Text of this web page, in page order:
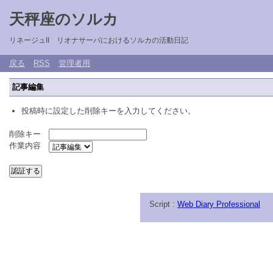
天秤座のソルカ
リネージュII リオナサーバにおけるソルカの活動日記
戻る RSS 管理者用
記事編集
投稿時に設定した削除キーを入力してください。
削除キー
作業内容
Script : Web Diary Professional